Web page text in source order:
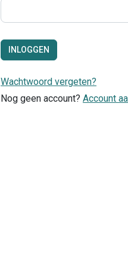
INLOGGEN
Wachtwoord vergeten?
Nog geen account? Account